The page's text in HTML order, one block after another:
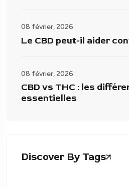
08 février, 2026
Le CBD peut-il aider
08 février, 2026
CBD vs THC : les
essentielles
Discover By Tags